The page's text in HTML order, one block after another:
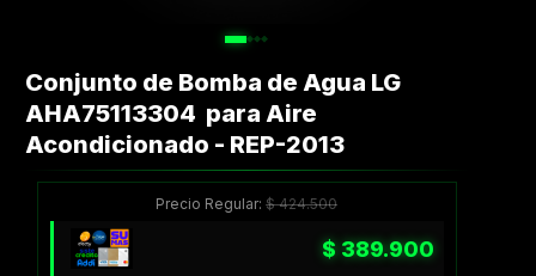
Conjunto de Bomba de Agua LG
AHA75113304 para Aire
Acondicionado - REP-2013
Precio Regular:$424.500
$ 389.900